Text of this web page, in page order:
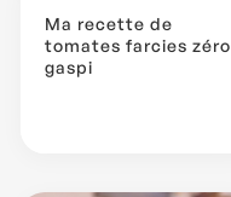
Ma recette de
tomates farcies zéro
gaspi